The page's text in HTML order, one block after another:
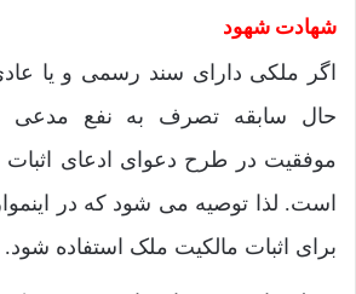
شهادت شهود
اگر ملکی دارای سند رسمی و یا
حال سابقه تصرف به نفع مدعی
موفقیت در طرح دعوای ادعای اثبات
است. لذا توصیه می شود که در
برای اثبات مالکیت ملک استفاده شود.